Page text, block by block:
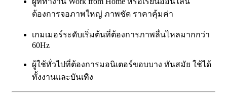
ต้องการจอภาพใหญ่ ภาพชัด ราคาคุ้มค่า
เกมเมอร์ระดับเริ่มต้นที่ต้องการภาพลื่นไหลมากกว่า
60Hz
ผู้ใช้ทั่วไปที่ต้องการมอนิเตอร์ขอบบาง ทันสมัย ใช้ได้
ทั้งงานและบันเทิง